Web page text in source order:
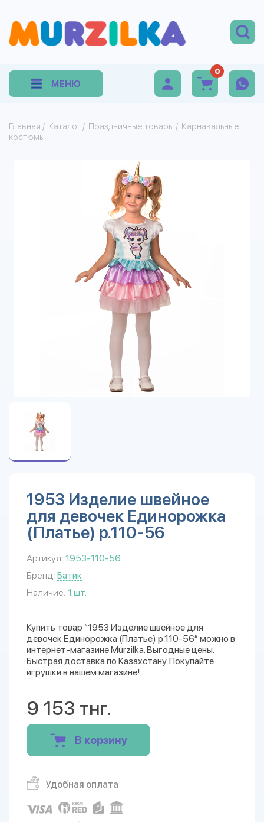
МЕНЮ
0
Главная / Каталог / Праздничные товары / Карнавальные
костюмы
1953 Изделие швейное
для девочек Единорожка
(Платье) р.110-56
Артикул: 1953-110-56
Бренд: Батик
Наличие: 1 шт.
Купить товар “1953 Изделие швейное для
девочек Единорожка (Платье) р.110-56” можно в
интернет-магазине Murzilka. Выгодные цены.
Быстрая доставка по Казахстану. Покупайте
игрушки в нашем магазине!
9 153 тнг.
В корзину
Удобная оплата